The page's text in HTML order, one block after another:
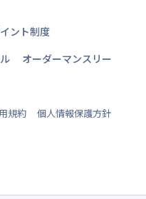
ント制度
オーダーマンスリー
規約
個人情報保護方針